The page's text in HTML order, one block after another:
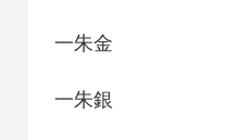
一朱金
一朱銀